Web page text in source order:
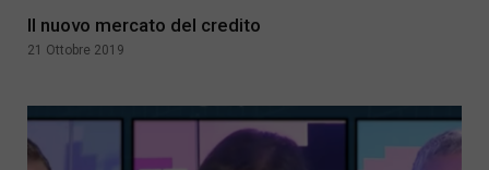
Il nuovo mercato del credito
21 Ottobre 2019